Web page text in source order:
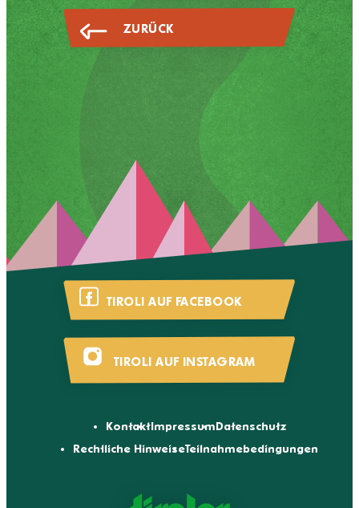
ZURÜCK
TIROLI AUF FACEBOOK
TIROLI AUF INSTAGRAM
KontaktImpressum Datenschutz
Rechtliche HinweiseTeilnahmebedingungen